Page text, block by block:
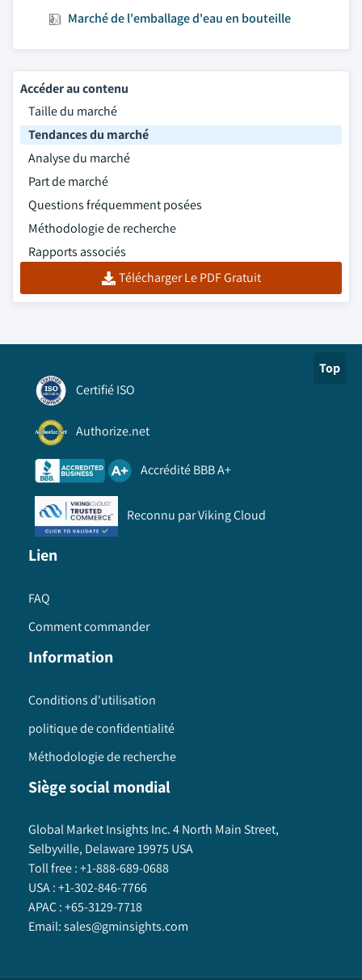
Marché de l'emballage d'eau en bouteille
Accéder au contenu
Taille du marché
Tendances du marché
Analyse du marché
Part de marché
Questions fréquemment posées
Méthodologie de recherche
Rapports associés
Télécharger Le PDF Gratuit
Top
Certifié ISO
Authorize.net
Accrédité BBB A+
Reconnu par Viking Cloud
Lien
FAQ
Comment commander
Information
Conditions d'utilisation
politique de confidentialité
Méthodologie de recherche
Siège social mondial
Global Market Insights Inc. 4 North Main Street,
Selbyville, Delaware 19975 USA
Toll free :+1-888-689-0688
USA :+1-302-846-7766
APAC :+65-3129-7718
Email:sales@gminsights.com